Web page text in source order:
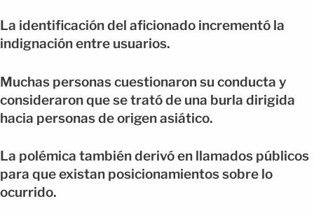
La identificación del aficionado incrementó la
indignación entre usuarios.
Muchas personas cuestionaron su conducta y
consideraron que se trató de una burla dirigida
hacia personas de origen asiático.
La polémica también derivó en llamados públicos
para que existan posicionamientos sobre lo
ocurrido.